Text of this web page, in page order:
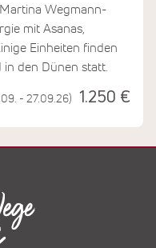
Wegmann-
mit Asanas,
Einheiten finden
den Dünen statt.
- 27.09.26) 1.250 €